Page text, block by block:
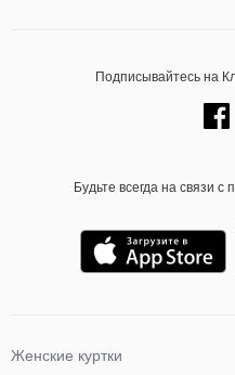
Подписывайтесь на
Будьте всегда на связи
Женские куртки